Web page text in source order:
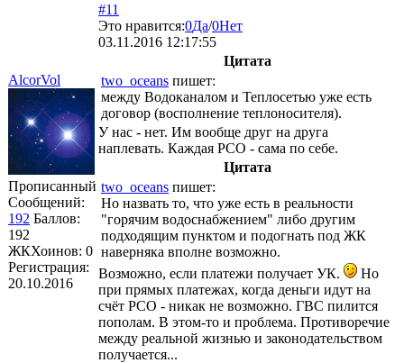
AlcorVol
Прописанный
Сообщений:
192 Баллов:
192
ЖКХоинов: 0
Регистрация:
20.10.2016
#11
Это нравится:0Да/0Нет
03.11.2016 12:17:55
Цитата
two_oceans пишет:
между Водоканалом и Теплосетью уже есть
договор (восполнение теплоносителя).
У нас - нет. Им вообще друг на друга
наплевать. Каждая РСО - сама по себе.
Цитата
two_oceans пишет:
Но назвать то, что уже есть в реальности
"горячим водоснабжением" либо другим
подходящим пунктом и подогнать под ЖК
наверняка вполне возможно.
Возможно, если платежи получает УК.
Но
при прямых платежах, когда деньги идут на
счёт РСО - никак не возможно. ГВС пилится
пополам. В этом-то и проблема. Противоречие
между реальной жизнью и законодательством
получается...